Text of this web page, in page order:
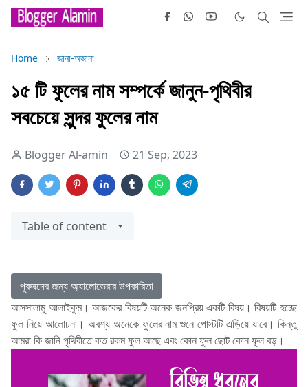
Home জানা-অজানা
১৫ টি ফুলের নাম সম্পর্কে জানুন-পৃথিবীর
সবচেয়ে সুন্দর ফুলের নাম
Blogger Al-amin 21 Sep, 2023
Table of content
পুরুষদের জন্য অ্যালোভেরার উপকারিতা
আসসালামু আলাইকুম। আজকের বিষয়টি অনেক জনপ্রিয় একটি বিষয়। বিষয়টি হচ্ছে
ফুল নিয়ে আলোচনা। অবশ্য অনেকে ফুলের নাম শুনে পোস্টটি এড়িয়ে যাবে। কিন্তু
আমরা কি জানি পৃথিবীতে কত রকম ফুল আছে এবং কোন ফুল ছোট কোন ফুল বড়।